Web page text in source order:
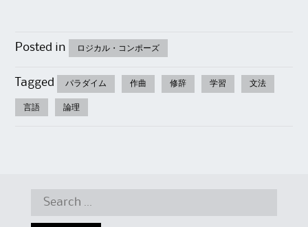
Posted in ロジカル・コンポーズ
Tagged パラダイム 作曲 修辞 学習 文法
言語 論理
Search